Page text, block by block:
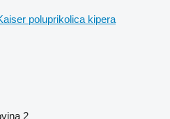
poluprikolica kipera
2